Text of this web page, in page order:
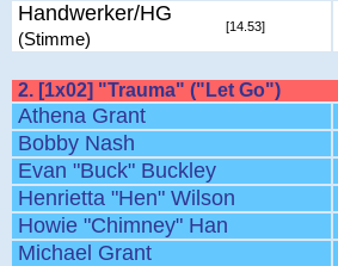
Handwerker/HG
(Stimme)
[14.53]
2. [1x02] "Trauma" ("Let Go")
Athena Grant
Bobby Nash
Evan "Buck" Buckley
Henrietta "Hen" Wilson
Howie "Chimney" Han
Michael Grant